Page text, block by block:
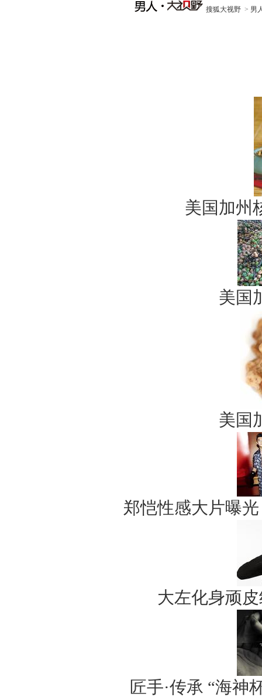
搜狐大视野 > 男
美国加州
美国
美国
郑恺性感大片曝
大左化身顽
匠手·传承 “海神